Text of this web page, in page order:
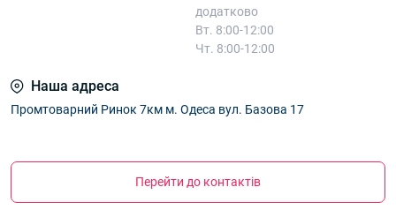
додатково
Вт. 8:00-12:00
Чт. 8:00-12:00
Наша адреса
Промтоварний Ринок 7км м. Одеса вул. Базова 17
Перейти до контактів